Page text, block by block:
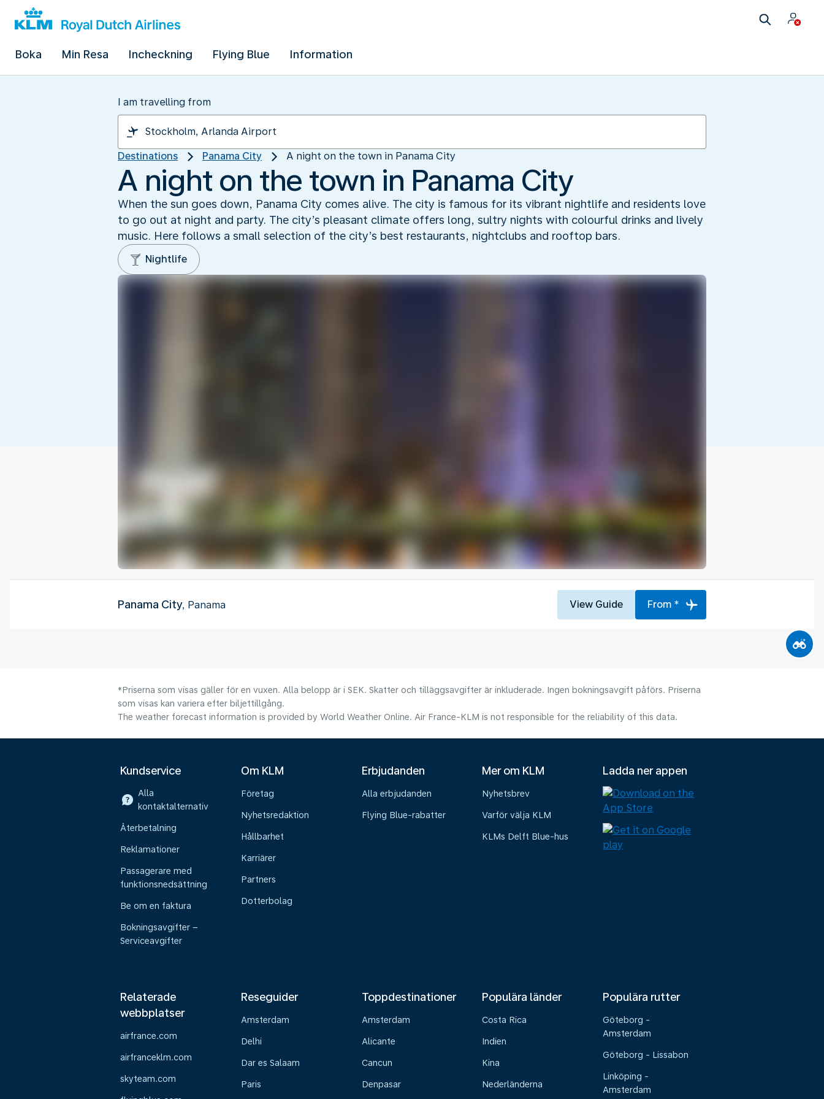
Boka Min Resa Incheckning Flying Blue Information
I am travelling from
Destinations Panama City A night on the town in Panama City
A night on the town in Panama City
When the sun goes down, Panama City comes alive. The city is famous for its vibrant nightlife and residents love
to go out at night and party. The city’s pleasant climate offers long, sultry nights with colourful drinks and lively
music. Here follows a small selection of the city’s best restaurants, nightclubs and rooftop bars.
Nightlife
Panama City, Panama View Guide From *
*Priserna som visas gäller för en vuxen. Alla belopp är i SEK. Skatter och tilläggsavgifter är inkluderade. Ingen bokningsavgift påförs. Priserna
som visas kan variera efter biljettillgång.
The weather forecast information is provided by World Weather Online. Air France-KLM is not responsible for the reliability of this data.
Kundservice
Alla
kontaktalternativ
Återbetalning
Reklamationer
Passagerare med
funktionsnedsättning
Be om en faktura
Bokningsavgifter –
Serviceavgifter
Om KLM
Företag
Nyhetsredaktion
Hållbarhet
Karriärer
Partners
Dotterbolag
Erbjudanden
Alla erbjudanden
Flying Blue-rabatter
Mer om KLM
Nyhetsbrev
Varför välja KLM
KLMs Delft Blue-hus
Ladda ner appen
Relaterade
webbplatser
airfrance.com
airfranceklm.com
skyteam.com
Reseguider
Amsterdam
Delhi
Dar es Salaam
Paris
Toppdestinationer
Amsterdam
Alicante
Cancun
Denpasar
Populära länder
Costa Rica
Indien
Kina
Nederländerna
Populära rutter
Göteborg -
Amsterdam
Göteborg - Lissabon
Linköping -
Amsterdam